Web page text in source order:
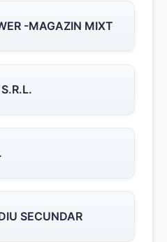
-MAGAZIN MIXT
SECUNDAR